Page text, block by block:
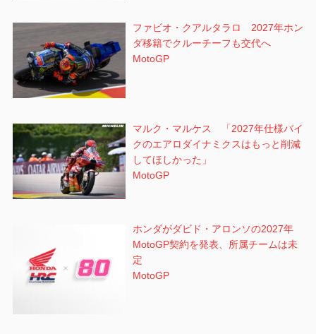
ファビオ・クアルタラロ 2027年ホン
ダ移籍でクルーチーフも交代へ
MotoGP
マルク・マルケス 「2027年仕様バイ
クのエアロダイナミクスはもっと削減
してほしかった」
MotoGP
ホンダがダビド・アロンソの2027年
MotoGP契約を発表、所属チームは未
定
MotoGP